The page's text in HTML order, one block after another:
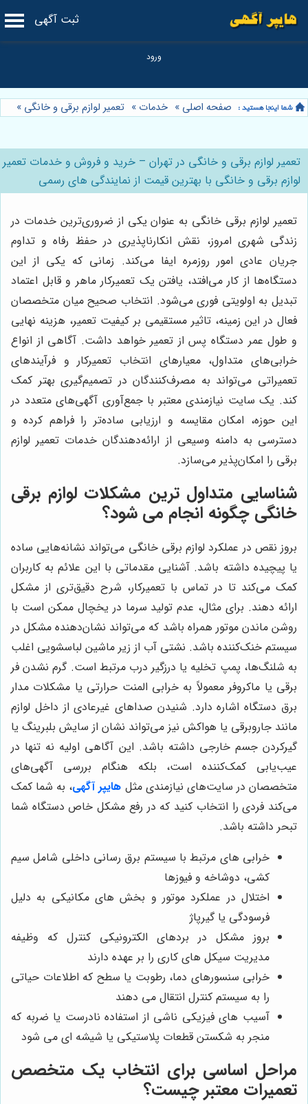
ثبت آگهی
صفحه اصلی » خدمات » تعمیر لوازم برقی و خانگی »
تعمیر لوازم برقی و خانگی در تهران – خرید و فروش و خدمات تعمیر
لوازم برقی و خانگی با بهترین قیمت از نمایندگی های رسمی
تعمیر لوازم برقی خانگی به عنوان یکی از ضروری‌ترین خدمات در
زندگی شهری امروز، نقش انکارناپذیری در حفظ رفاه و تداوم
جریان عادی امور روزمره ایفا می‌کند. زمانی که یکی از این
دستگاه‌ها از کار می‌افتد، یافتن یک تعمیرکار ماهر و قابل اعتماد
تبدیل به اولویتی فوری می‌شود. انتخاب صحیح میان متخصصان
فعال در این زمینه، تاثیر مستقیمی بر کیفیت تعمیر، هزینه نهایی
و طول عمر دستگاه پس از تعمیر خواهد داشت. آگاهی از انواع
خرابی‌های متداول، معیارهای انتخاب تعمیرکار و فرآیندهای
تعمیراتی می‌تواند به مصرف‌کنندگان در تصمیم‌گیری بهتر کمک
کند. یک سایت نیازمندی معتبر با جمع‌آوری آگهی‌های متعدد در
این حوزه، امکان مقایسه و ارزیابی ساده‌تر را فراهم کرده و
دسترسی به دامنه وسیعی از ارائه‌دهندگان خدمات تعمیر لوازم
برقی را امکان‌پذیر می‌سازد.
شناسایی متداول ترین مشکلات لوازم برقی
خانگی چگونه انجام می شود؟
بروز نقص در عملکرد لوازم برقی خانگی می‌تواند نشانه‌هایی ساده
یا پیچیده داشته باشد. آشنایی مقدماتی با این علائم به کاربران
کمک می‌کند تا در تماس با تعمیرکار، شرح دقیق‌تری از مشکل
ارائه دهند. برای مثال، عدم تولید سرما در یخچال ممکن است با
روشن ماندن موتور همراه باشد که می‌تواند نشان‌دهنده مشکل در
سیستم خنک‌کننده باشد. نشتی آب از زیر ماشین لباسشویی اغلب
به شلنگ‌ها، پمپ تخلیه یا درزگیر درب مرتبط است. گرم نشدن فر
برقی یا ماکروفر معمولاً به خرابی المنت حرارتی یا مشکلات مدار
برق دستگاه اشاره دارد. شنیدن صداهای غیرعادی از داخل لوازم
مانند جاروبرقی یا هواکش نیز می‌تواند نشان از سایش بلبرینگ یا
گیرکردن جسم خارجی داشته باشد. این آگاهی اولیه نه تنها در
عیب‌یابی کمک‌کننده است، بلکه هنگام بررسی آگهی‌های
متخصصان در سایت‌های نیازمندی مثل هایپر آگهی، به شما کمک
می‌کند فردی را انتخاب کنید که در رفع مشکل خاص دستگاه شما
تبحر داشته باشد.
خرابی های مرتبط با سیستم برق رسانی داخلی شامل سیم
کشی، دوشاخه و فیوزها
اختلال در عملکرد موتور و بخش های مکانیکی به دلیل
فرسودگی یا گیرپاژ
بروز مشکل در بردهای الکترونیکی کنترل که وظیفه
مدیریت سیکل های کاری را بر عهده دارند
خرابی سنسورهای دما، رطوبت یا سطح که اطلاعات حیاتی
را به سیستم کنترل انتقال می دهند
آسیب های فیزیکی ناشی از استفاده نادرست یا ضربه که
منجر به شکستن قطعات پلاستیکی یا شیشه ای می شود
مراحل اساسی برای انتخاب یک متخصص
تعمیرات معتبر چیست؟